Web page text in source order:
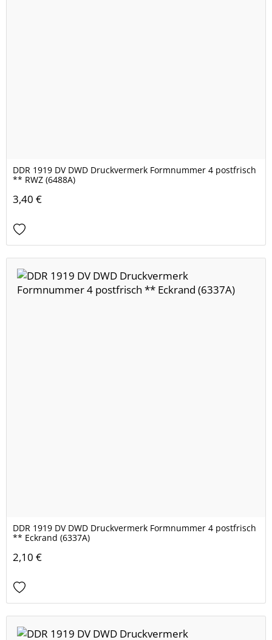
DDR 1919 DV DWD Druckvermerk Formnummer 4 postfrisch
** RWZ (6488A)
3,40 €
DDR 1919 DV DWD Druckvermerk Formnummer 4 postfrisch
** Eckrand (6337A)
2,10 €